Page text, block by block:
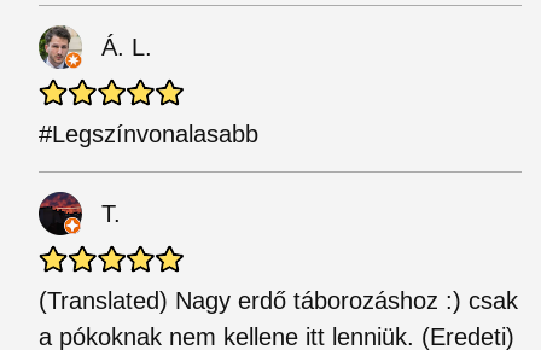
Á. L.
#Legszínvonalasabb
T.
(Translated) Nagy erdő táborozáshoz :) csak
a pókoknak nem kellene itt lenniük. (Eredeti)